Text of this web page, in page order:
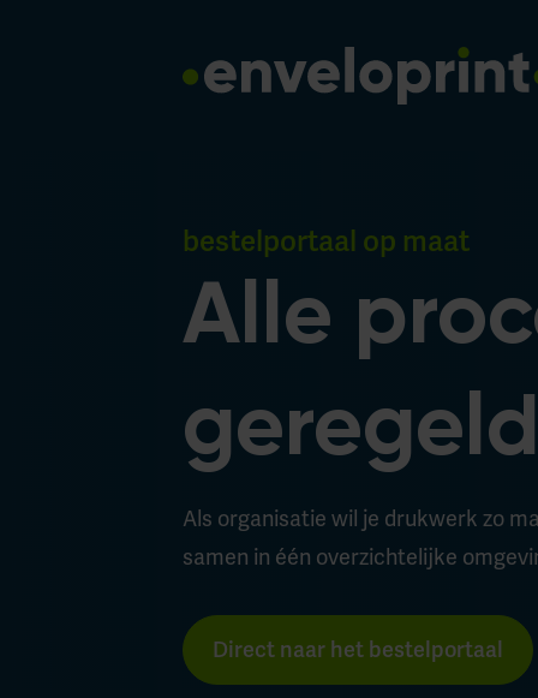
bestelportaal op maat
Alle
Als organisatie wil je drukwerk zo
samen in één overzichtelijke
Direct naar het bestelportaal